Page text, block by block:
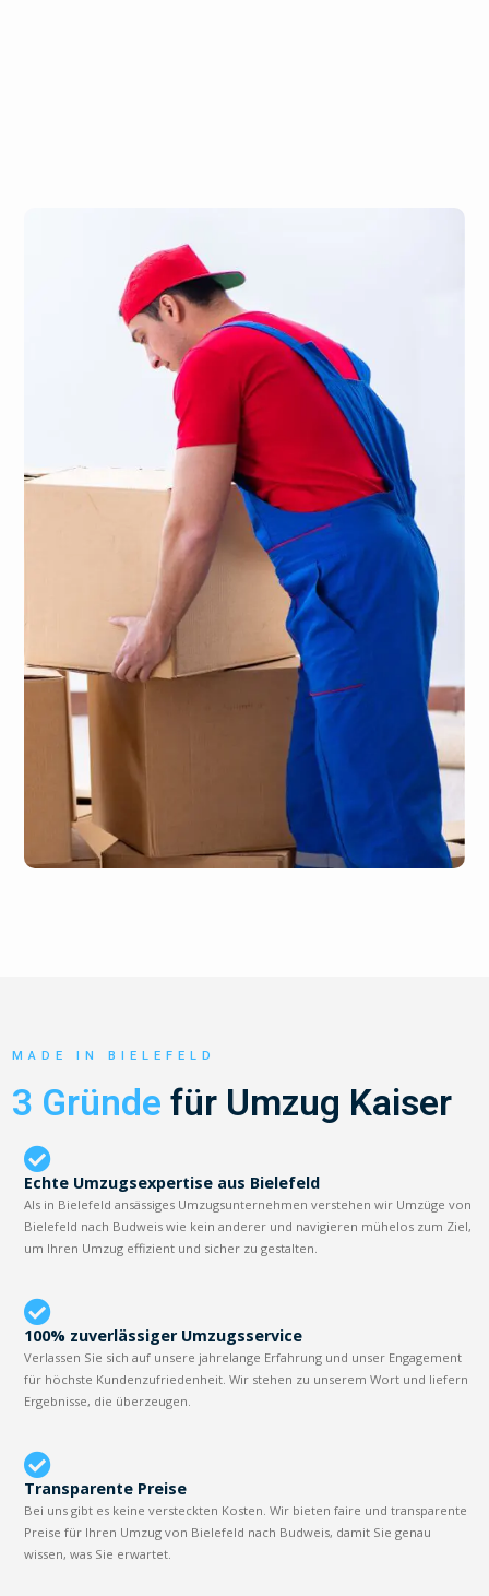
MADE IN BIELEFELD
3 Gründe für Umzug Kaiser
Echte Umzugsexpertise aus Bielefeld
Als in Bielefeld ansässiges Umzugsunternehmen verstehen wir Umzüge von
Bielefeld nach Budweis wie kein anderer und navigieren mühelos zum Ziel,
um Ihren Umzug effizient und sicher zu gestalten.
100% zuverlässiger Umzugsservice
Verlassen Sie sich auf unsere jahrelange Erfahrung und unser Engagement
für höchste Kundenzufriedenheit. Wir stehen zu unserem Wort und liefern
Ergebnisse, die überzeugen.
Transparente Preise
Bei uns gibt es keine versteckten Kosten. Wir bieten faire und transparente
Preise für Ihren Umzug von Bielefeld nach Budweis, damit Sie genau
wissen, was Sie erwartet.